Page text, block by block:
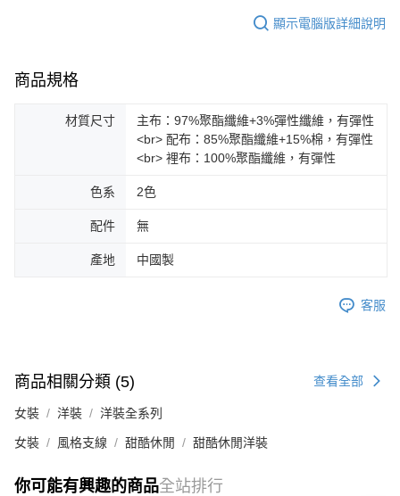
顯示電腦版詳細說明
商品規格
材質尺寸
主布：97%聚酯纖維+3%彈性纖維，有彈性
<br> 配布：85%聚酯纖維+15%棉，有彈性
<br> 裡布：100%聚酯纖維，有彈性
色系 2色
配件 無
產地 中國製
客服
商品相關分類 (5) 查看全部
女裝 洋裝 洋裝全系列
女裝 風格支線 甜酷休閒 甜酷休閒洋裝
你可能有興趣的商品全站排行